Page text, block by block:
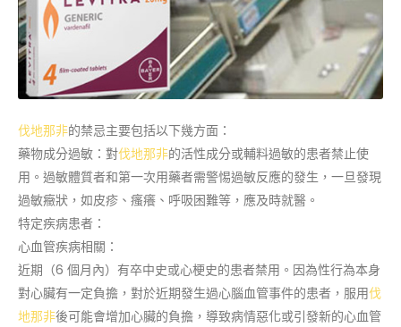
伐地那非的禁忌主要包括以下幾方面：
藥物成分過敏：對伐地那非的活性成分或輔料過敏的患者禁止使
用。過敏體質者和第一次用藥者需警惕過敏反應的發生，一旦發現
過敏癥狀，如皮疹、瘙癢、呼吸困難等，應及時就醫。
特定疾病患者：
心血管疾病相關：
近期（6 個月內）有卒中史或心梗史的患者禁用。因為性行為本身
對心臟有一定負擔，對於近期發生過心腦血管事件的患者，服用伐
地那非後可能會增加心臟的負擔，導致病情惡化或引發新的心血管